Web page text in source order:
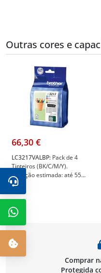
Outras cores e
66,30 €
LC3217VALBP: Pack de 4
Tinteiros (BK/C/M/Y).
Duração estimada: até 550
páginas cada cor (segundo
ISO/IEC 24711) - Brother
LC3217VALBP
Comprar
Protegida